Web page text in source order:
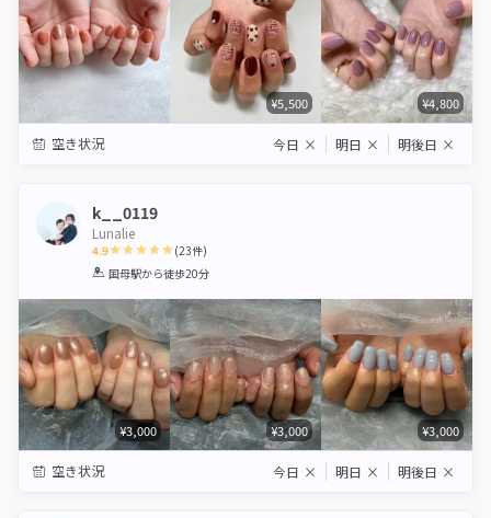
¥5,500 ¥4,800
空き状況 今日 × 明日 × 明後日 ×
k__0119
Lunalie
4.9
1 2 3 4 5
(23件)
国母駅から徒歩20分
¥3,000 ¥3,000 ¥3,000
空き状況 今日 × 明日 × 明後日 ×